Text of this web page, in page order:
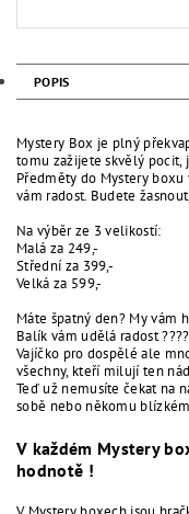
POPIS
Mystery Box je plný
tomu zažijete skvělý pocit,
Předměty do Mystery
vám radost. Budete
Na výběr ze 3 velikostí:
Malá za 249,-
Střední za 399,-
Velká za 599,-
Máte špatný den? My vám
Balík vám udělá radost
Vajíčko pro dospělé ale
všechny, kteří milují ten
Teď už nemusíte čekat na
sobě nebo někomu
V každém Mystery
hodnotě !